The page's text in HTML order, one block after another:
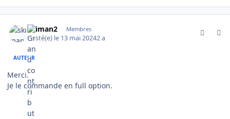
skiman2 Membres
Posté(e) le 13 mai 20242 a
AUTEUR
Merci.
Je le commande en full option.